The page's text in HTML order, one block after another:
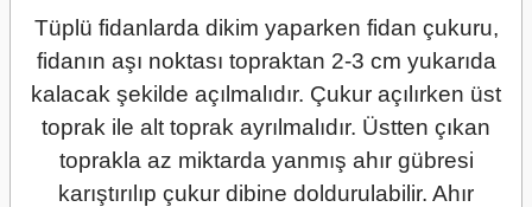
Tüplü fidanlarda dikim yaparken fidan çukuru,
fidanın aşı noktası topraktan 2-3 cm yukarıda
kalacak şekilde açılmalıdır. Çukur açılırken üst
toprak ile alt toprak ayrılmalıdır. Üstten çıkan
toprakla az miktarda yanmış ahır gübresi
karıştırılıp çukur dibine doldurulabilir. Ahır